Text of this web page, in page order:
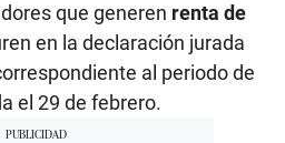
que generen renta de
en la declaración jurada
al periodo de
el 29 de febrero.